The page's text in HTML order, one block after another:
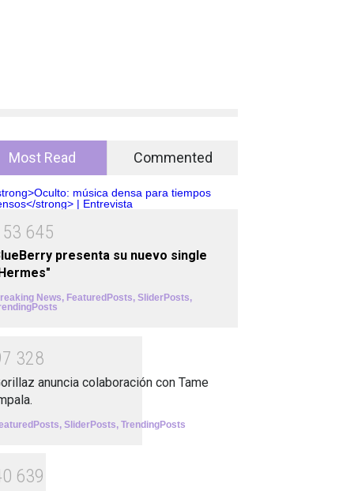
Most Read Commented
53 645
presenta su nuevo single
News, FeaturedPosts, SliderPosts,
7 328
anuncia colaboración con Tame
, SliderPosts, TrendingPosts
0 639